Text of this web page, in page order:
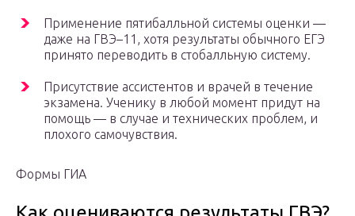
Применение пятибалльной системы оценки —
даже на ГВЭ–11, хотя результаты обычного ЕГЭ
принято переводить в стобалльную систему.
Присутствие ассистентов и врачей в течение
экзамена. Ученику в любой момент придут на
помощь — в случае и технических проблем, и
плохого самочувствия.
Формы ГИА‍